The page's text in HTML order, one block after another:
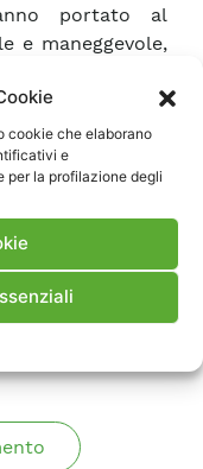
cookie che elaborano
e
per la profilazione degli
portato al
e maneggevole,
di accesso
è ad elevato
ostile
sono